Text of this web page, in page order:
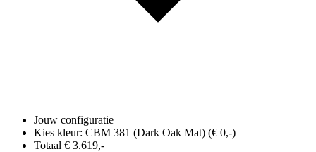
Jouw configuratie
Kies kleur: CBM 381 (Dark Oak Mat) (€ 0,-)
Totaal € 3.619,-